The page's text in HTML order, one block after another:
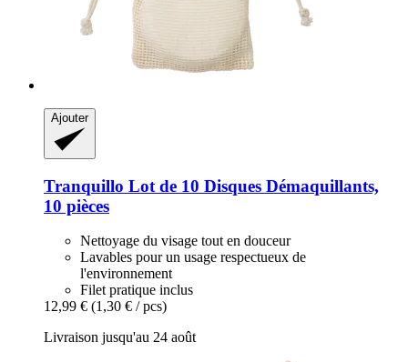
Ajouter
Tranquillo Lot de 10 Disques Démaquillants,
10 pièces
Nettoyage du visage tout en douceur
Lavables pour un usage respectueux de
l'environnement
Filet pratique inclus
12,99 € (1,30 € / pcs)
Livraison jusqu'au 24 août